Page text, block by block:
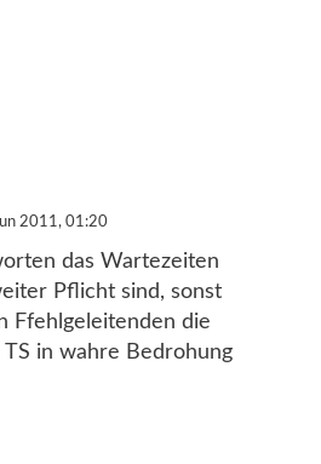
2011, 01:20
das Wartezeiten
Pflicht sind, sonst
Ffehlgeleitenden die
in wahre Bedrohung